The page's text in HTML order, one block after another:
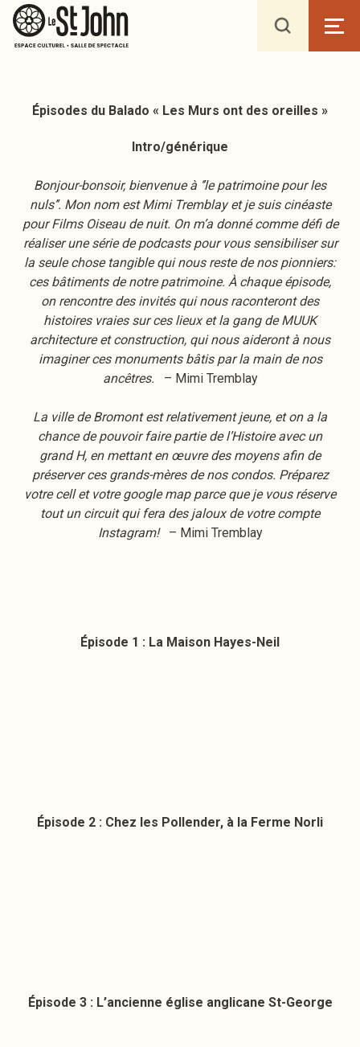
Épisodes du Balado « Les Murs ont des oreilles »
Intro/générique
Bonjour-bonsoir, bienvenue à ‘’le patrimoine pour les
nuls’’. Mon nom est Mimi Tremblay et je suis cinéaste
pour Films Oiseau de nuit. On m’a donné comme défi de
réaliser une série de podcasts pour vous sensibiliser sur
la seule chose tangible qui nous reste de nos pionniers:
ces bâtiments de notre patrimoine. À chaque épisode,
on rencontre des invités qui nous raconteront des
histoires vraies sur ces lieux et la gang de MUUK
architecture et construction, qui nous aideront à nous
imaginer ces monuments bâtis par la main de nos
ancêtres.
– Mimi Tremblay
La ville de Bromont est relativement jeune, et on a la
chance de pouvoir faire partie de l’Histoire avec un
grand H, en mettant en œuvre des moyens afin de
préserver ces grands-mères de nos condos. Préparez
votre cell et votre google map parce que je vous réserve
tout un circuit qui fera des jaloux de votre compte
Instagram! – Mimi Tremblay
Épisode 1 : La Maison Hayes-Neil
Épisode 2 : Chez les Pollender, à la Ferme Norli
Épisode 3 : L’ancienne église anglicane St-George